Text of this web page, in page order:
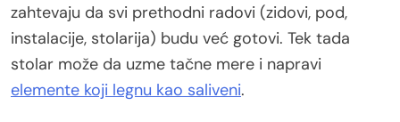
zahtevaju da svi prethodni radovi (zidovi, pod,
instalacije, stolarija) budu već gotovi. Tek tada
stolar može da uzme tačne mere i napravi
elemente koji legnu kao saliveni.